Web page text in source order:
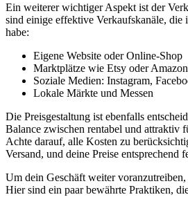
Ein ​weiterer ⁣wichtiger Aspekt ist der
sind einige effektive Verkaufskanäle, die
habe:
Eigene Website oder Online-Shop
Marktplätze wie Etsy oder ⁣Amazon
Soziale Medien: ‍Instagram,
Lokale Märkte und Messen
Die Preisgestaltung ist ebenfalls
Balance zwischen rentabel und attraktiv‌
Achte darauf, alle Kosten zu
Versand, und deine Preise entsprechend
Um dein Geschäft‌ weiter
Hier sind ein paar bewährte Praktiken,